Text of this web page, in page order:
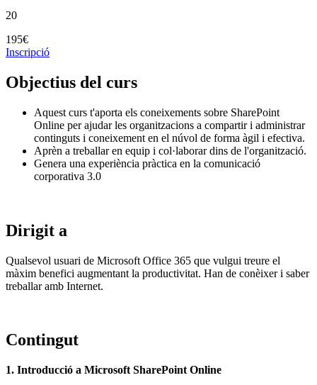
20
195€
Inscripció
Objectius del curs
Aquest curs t'aporta els coneixements sobre SharePoint
Online per ajudar les organitzacions a compartir i administrar
continguts i coneixement en el núvol de forma àgil i efectiva.
Aprèn a treballar en equip i col·laborar dins de l'organització.
Genera una experiència pràctica en la comunicació
corporativa 3.0
Dirigit a
Qualsevol usuari de Microsoft Office 365 que vulgui treure el
màxim benefici augmentant la productivitat. Han de conèixer i saber
treballar amb Internet.
Contingut
1. Introducció a Microsoft SharePoint Online